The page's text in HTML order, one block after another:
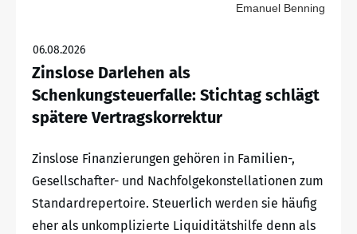
Emanuel Benning
06.08.2026
Zinslose Darlehen als
Schenkungsteuerfalle: Stichtag schlägt
spätere Vertragskorrektur
Zinslose Finanzierungen gehören in Familien-,
Gesellschafter- und Nachfolgekonstellationen zum
Standardrepertoire. Steuerlich werden sie häufig
eher als unkomplizierte Liquiditätshilfe denn als